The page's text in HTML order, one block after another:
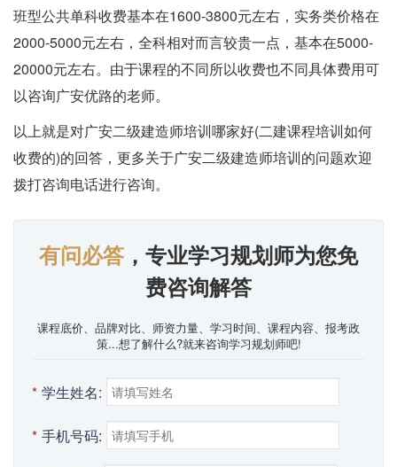
班型公共单科收费基本在1600-3800元左右，实务类价格在
2000-5000元左右，全科相对而言较贵一点，基本在5000-
20000元左右。由于课程的不同所以收费也不同具体费用可
以咨询广安优路的老师。
以上就是对广安二级建造师培训哪家好(二建课程培训如何
收费的)的回答，更多关于广安二级建造师培训的问题欢迎
拨打咨询电话进行咨询。
有问必答，专业学习规划师为您免
费咨询解答
课程底价、品牌对比、师资力量、学习时间、课程内容、报考政
策...想了解什么?就来咨询学习规划师吧!
* 学生姓名:
* 手机号码: